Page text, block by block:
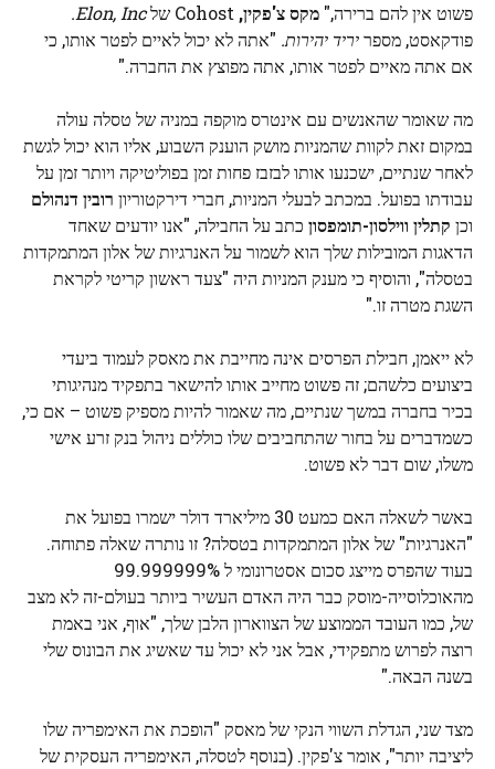
פשוט אין להם ברירה," מקס צ'פקין,
Elon, Inc.
פודקאסט, מספריריד יהירות. "אתה לא יכול לאיים לפטר אותו, כי
אם אתה מאיים לפטר אותו, אתה מפוצץ את החברה."
מה שאומר שהאנשים עם אינטרס מוקפה במניה של טסלה עולה
במקום זאת לקוות שהמניות מושק הוענק השבוע, אליו הוא יכול לגשת
לאחר שנתיים, ישכנעו אותו לבזבז פחות זמן בפוליטיקה ויותר זמן על
עבודתו בפועל. במכתב לבעלי המניות, חברי דירקטוריון רובין דנהולם
וכן קתלין ווילסון-תומפסון כתב על החבילה, "אנו יודעים שאחד
הדאגות המובילות שלך הוא לשמור על האנרגיות של אלון המתמקדות
בטסלה", והוסיף כי מענק המניות היה "צעד ראשון קריטי לקראת
השגת מטרה זו."
לא ייאמן, חבילת הפרסים אינה מחייבת את מאסק לעמוד ביעדי
ביצועים כלשהם; זה פשוט מחייב אותו להישאר בתפקיד מנהיגותי
בכיר בחברה במשך שנתיים, מה שאמור להיות מספיק פשוט – אם כי,
כשמדברים על בחור שהתחביבים שלו כוללים ניהול בנק זרע אישי
משלו, שום דבר לא פשוט.
באשר לשאלה האם כמעט 30 מיליארד דולר ישמרו בפועל את
"האנרגיות" של אלון המתמקדות בטסלה? זו נותרה שאלה פתוחה.
בעוד שהפרס מייצג סכום אסטרונומי ל 99.999999%
מהאוכלוסייה-מוסק כבר היה האדם העשיר ביותר בעולם-זה לא מצב
של, כמו העובד הממוצע של הצווארון הלבן שלך, "אוף, אני באמת
רוצה לפרוש מתפקידי, אבל אני לא יכול עד שאשיג את הבונוס שלי
בשנה הבאה."
מצד שני, הגדלת השווי הנקי של מאסק "הופכת את האימפריה שלו
ליציבה יותר", אומר צ'פקין. (בנוסף לטסלה, האימפריה העסקית של